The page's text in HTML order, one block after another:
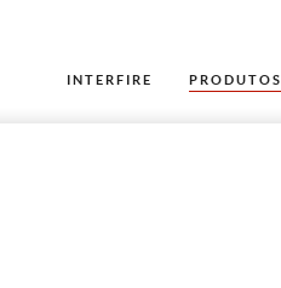
INTERFIRE PRODUTOS